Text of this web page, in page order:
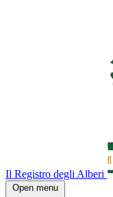
Il Registro degli Alberi
Open menu